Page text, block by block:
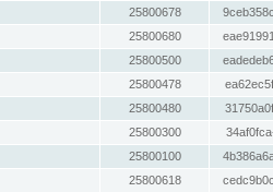
25800678
25800680
25800500
25800478
25800480
25800300
25800100
25800618